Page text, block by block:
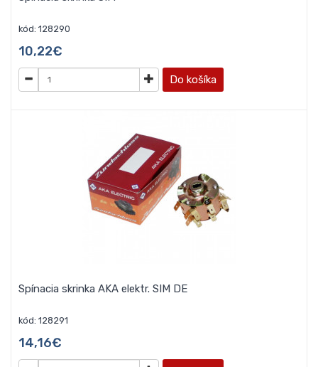
kód: 128290
10,22€
Do košíka
Spínacia skrinka AKA elektr. SIM DE
kód: 128291
14,16€